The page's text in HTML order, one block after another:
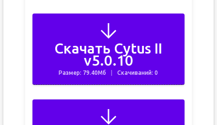
Скачать Cytus II
v5.0.10
Размер: 79.40Мб Скачиваний: 0